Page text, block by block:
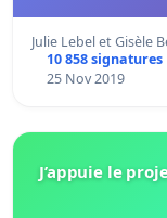
Julie Lebel et Gisèle
10 858 signatures
25 Nov 2019
J’appuie le